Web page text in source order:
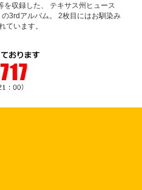
収録した、 テキサス州ヒュース
3rdアルバム。 2枚目にはお馴染み
ています。